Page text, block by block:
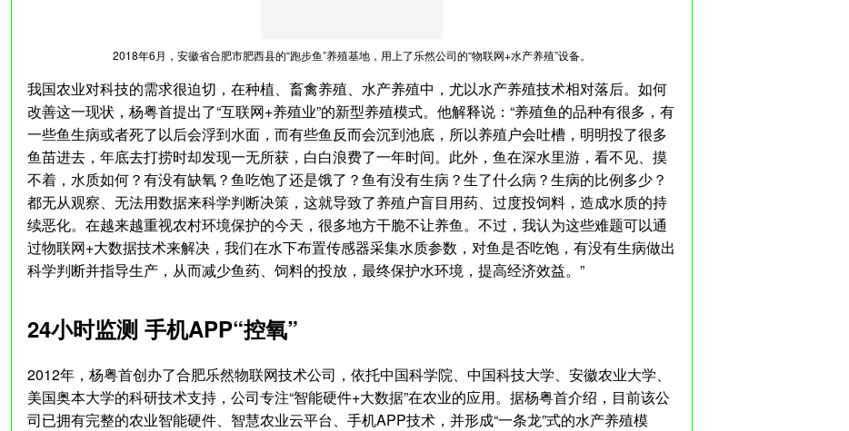
2018年6月，安徽省合肥市肥西县的“跑步鱼”养殖基地，用上了乐然公司的“物联网+水产养殖”设备。
我国农业对科技的需求很迫切，在种植、畜禽养殖、水产养殖中，尤以水产养殖技术相对落后。如何
改善这一现状，杨粤首提出了“互联网+养殖业”的新型养殖模式。他解释说：“养殖鱼的品种有很多，有
一些鱼生病或者死了以后会浮到水面，而有些鱼反而会沉到池底，所以养殖户会吐槽，明明投了很多
鱼苗进去，年底去打捞时却发现一无所获，白白浪费了一年时间。此外，鱼在深水里游，看不见、摸
不着，水质如何？有没有缺氧？鱼吃饱了还是饿了？鱼有没有生病？生了什么病？生病的比例多少？
都无从观察、无法用数据来科学判断决策，这就导致了养殖户盲目用药、过度投饲料，造成水质的持
续恶化。在越来越重视农村环境保护的今天，很多地方干脆不让养鱼。不过，我认为这些难题可以通
过物联网+大数据技术来解决，我们在水下布置传感器采集水质参数，对鱼是否吃饱，有没有生病做出
科学判断并指导生产，从而减少鱼药、饲料的投放，最终保护水环境，提高经济效益。”
24小时监测 手机APP“控氧”
2012年，杨粤首创办了合肥乐然物联网技术公司，依托中国科学院、中国科技大学、安徽农业大学、
美国奥本大学的科研技术支持，公司专注“智能硬件+大数据”在农业的应用。据杨粤首介绍，目前该公
司已拥有完整的农业智能硬件、智慧农业云平台、手机APP技术，并形成“一条龙”式的水产养殖模